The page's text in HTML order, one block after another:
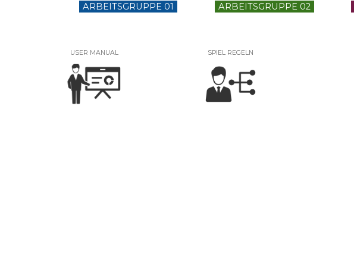
ARBEITSGRUPPE 01 ARBEITSGRUPPE 02
SPIEL REGELN
USER MANUAL